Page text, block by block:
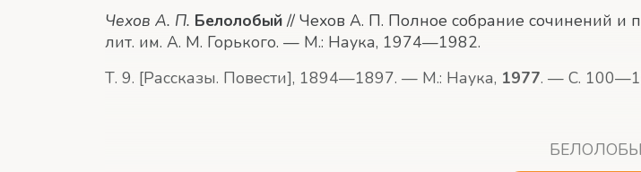
Чехов А. П. Белолобый// Чехов А. П. Полное собрание сочинений и
лит. им. А. М. Горького. — М.: Наука, 1974—1982.
Т. 9. [Рассказы. Повести], 1894—1897. — М.: Наука, 1977. — С.